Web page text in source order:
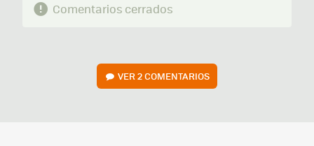
Comentarios cerrados
VER2 COMENTARIOS